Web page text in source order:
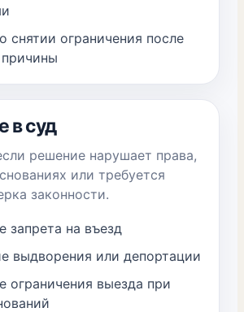
снятии ограничения после
в суд
решение нарушает права,
или требуется
законности.
запрета на въезд
выдворения или депортации
ограничения выезда при